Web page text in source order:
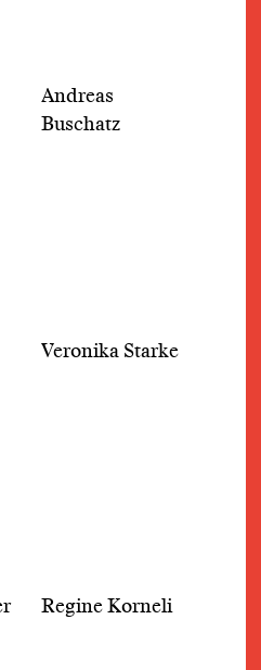
Andreas
Buschatz
Veronika Starke
Regine Korneli